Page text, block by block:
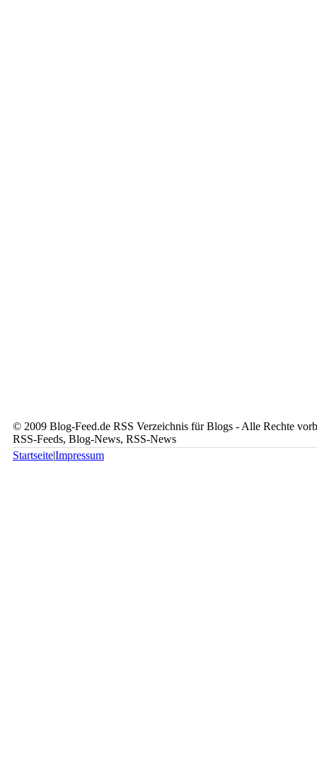
© 2009 Blog-Feed.de RSS Verzeichnis für Blogs - Alle Rechte
RSS-Feeds, Blog-News, RSS-News
Startseite|Impressum